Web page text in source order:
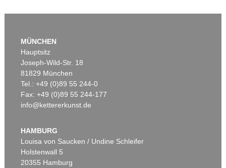
Auktion 500 - Lot 203
Ergebnis:€ 156.250
MÜNCHEN
Hauptsitz
Joseph-Wild-Str. 18
81829 München
Tel.: +49 (0)89 55 244-0
Fax: +49 (0)89 55 244-177
info@kettererkunst.de
HAMBURG
Louisa von Saucken / Undine Schleifer
Holstenwall 5
20355 Hamburg